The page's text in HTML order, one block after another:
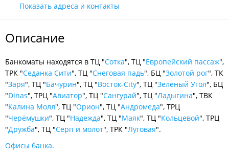
Показать адреса и контакты
Описание
Банкоматы находятся в ТЦ "Сотка", ТЦ "Европейский пассаж",
ТРК "Седанка Сити", ТЦ "Снеговая падь", БЦ "Золотой рог", ТК
"Заря", ТЦ "Бачурин", ТЦ "Восток-City", ТЦ "Зеленый Угол", БЦ
"Dinas", ТРЦ "Авиатор", ТЦ "Сангурай", ТЦ "Ладыгина", ТВК
"Калина Молл", ТЦ "Орион", ТЦ "Андромеда", ТРЦ
"Черёмушки", ТЦ "Надежда", ТЦ "Маяк", ТЦ "Кольцевой", ТРЦ
"Дружба", ТЦ "Серп и молот", ТРК "Луговая".
Офисы банка.